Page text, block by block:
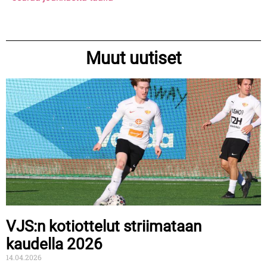
Muut uutiset
VJS:n kotiottelut striimataan
kaudella 2026
14.04.2026